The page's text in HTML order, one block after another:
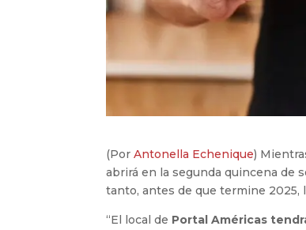
(PorAntonella Echenique)
abrirá en la segunda quincena de
tanto, antes de que termine 2025,
“El local de Portal Américas